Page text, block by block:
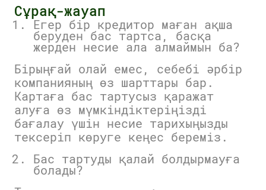
Сұрақ-жауап
Егер бір кредитор маған ақша
беруден бас тартса, басқа
жерден несие ала алмаймын ба?
Бірыңғай олай емес, себебі әрбір
компанияның өз шарттары бар.
Картаға бас тартусыз қаражат
алуға өз мүмкіндіктеріңізді
бағалау үшін несие тарихыңызды
тексеріп көруге кеңес береміз.
Бас тартуды қалай болдырмауға
болады?